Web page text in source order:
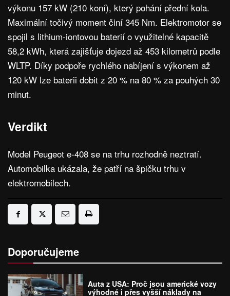
výkonu 157 kW (210 koní), který pohání přední kola.
Maximální točivý moment činí 345 Nm. Elektromotor se
spojil s lithium-iontovou baterií o využitelné kapacitě
58,2 kWh, která zajišťuje dojezd až 453 kilometrů podle
WLTP. Díky podpoře rychlého nabíjení s výkonem až
120 kW lze baterii dobit z 20 % na 80 % za pouhých 30
minut.
Verdikt
Model Peugeot e-408 se na trhu rozhodně neztratí.
Automobilka ukázala, že patří na špičku trhu v
elektromobilech.
Doporučujeme
Auta z USA: Proč jsou americké vozy
výhodné i přes vyšší náklady na